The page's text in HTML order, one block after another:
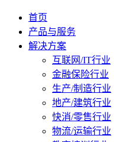
首页
产品与服务
解决方案
互联网/IT行业
金融保险行业
生产/制造行业
地产/建筑行业
快消/零售行业
物流/运输行业